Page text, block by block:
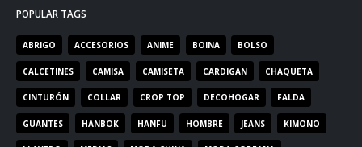
POPULAR TAGS
ABRIGO ACCESORIOS ANIME BOINA BOLSO
CALCETINES CAMISA CAMISETA CARDIGAN CHAQUETA
CINTURÓN COLLAR CROP TOP DECOHOGAR FALDA
GUANTES HANBOK HANFU HOMBRE JEANS KIMONO